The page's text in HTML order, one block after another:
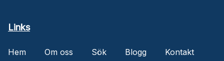
Links
Hem Om oss Sök Blogg
Kontakt